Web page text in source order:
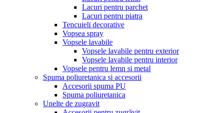
Lacuri pentru parchet
Lacuri pentru piatra
Tencuieli decorative
Vopsea spray
Vopsele lavabile
Vopsele lavabile pentru exterior
Vopsele lavabile pentru interior
Vopsele pentru lemn si metal
Spuma poliuretanica si accesorii
Accesorii spuma PU
Spuma poliuretanica
Unelte de zugravit